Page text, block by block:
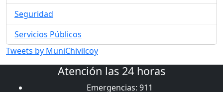
Seguridad
Servicios Públicos
Tweets by MuniChivilcoy
Atención las 24 horas
Emergencias: 911